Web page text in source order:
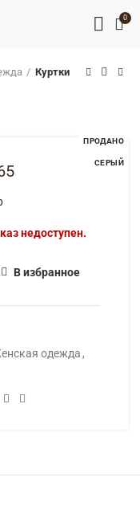
0
Куртки
ПРОДАНО
СЕРЫЙ
недоступен.
В избранное
одежда ,